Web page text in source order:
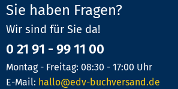
Sie haben Fragen?
Wir sind für Sie da!
0 21 91 - 99 11 00
Montag - Freitag: 08:30 - 17:00 Uhr
E-Mail: hallo@edv-buchversand.de